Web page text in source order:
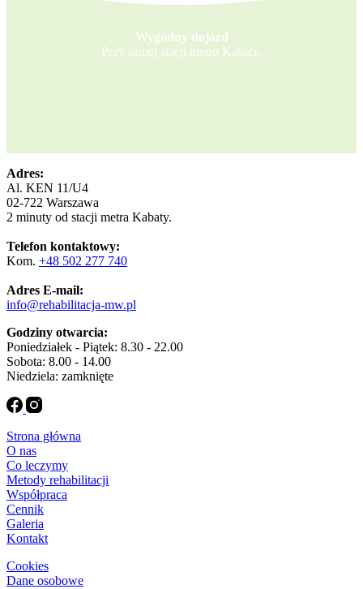
Wygodny dojazd
Przy samej stacji metro Kabaty.
Adres:
Al. KEN 11/U4
02-722 Warszawa
2 minuty od stacji metra Kabaty.
Telefon kontaktowy:
Kom. +48 502 277 740
Adres E-mail:
info@rehabilitacja-mw.pl
Godziny otwarcia:
Poniedziałek - Piątek: 8.30 - 22.00
Sobota: 8.00 - 14.00
Niedziela: zamknięte
Strona główna
O nas
Co leczymy
Metody rehabilitacji
Współpraca
Cennik
Galeria
Kontakt
Cookies
Dane osobowe